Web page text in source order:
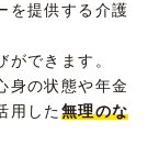
を提供する介護
できます。
身の状態や年金
用した無理のな